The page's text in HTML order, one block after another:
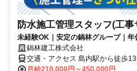
防水施工管理スタッフ(工事
未経験OK｜安定の鍋林グループ｜
鍋林建工株式会社
交通・アクセス 島内駅から徒歩
松本駅から徒歩18分
月給210,000円～450,000円